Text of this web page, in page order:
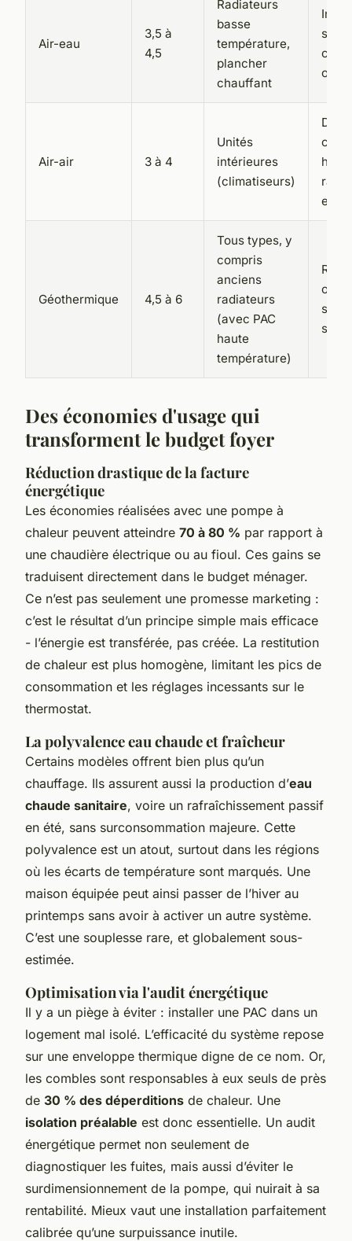
Air-eau
3,5 à
4,5
Radiateurs
basse
température,
plancher
chauffant
Air-air 3 à 4
Unités
intérieures
(climatiseurs)
hiver,
en
Géothermique 4,5 à 6
Tous types, y
compris
anciens
radiateurs
(avec PAC
haute
température)
soit
Des économies d'usage qui
transforment le budget foyer
Réduction drastique de la facture
énergétique
Les économies réalisées avec une pompe à
chaleur peuvent atteindre 70 à 80 % par rapport à
une chaudière électrique ou au fioul. Ces gains se
traduisent directement dans le budget ménager.
Ce n’est pas seulement une promesse marketing :
c’est le résultat d’un principe simple mais efficace
- l’énergie est transférée, pas créée. La restitution
de chaleur est plus homogène, limitant les pics de
consommation et les réglages incessants sur le
thermostat.
La polyvalence eau chaude et fraîcheur
Certains modèles offrent bien plus qu’un
chauffage. Ils assurent aussi la production d’eau
chaude sanitaire, voire un rafraîchissement passif
en été, sans surconsommation majeure. Cette
polyvalence est un atout, surtout dans les régions
où les écarts de température sont marqués. Une
maison équipée peut ainsi passer de l’hiver au
printemps sans avoir à activer un autre système.
C’est une souplesse rare, et globalement sous-
estimée.
Optimisation via l'audit énergétique
Il y a un piège à éviter : installer une PAC dans un
logement mal isolé. L’efficacité du système repose
sur une enveloppe thermique digne de ce nom. Or,
les combles sont responsables à eux seuls de près
de 30 % des déperditions de chaleur. Une
isolation préalable est donc essentielle. Un audit
énergétique permet non seulement de
diagnostiquer les fuites, mais aussi d’éviter le
surdimensionnement de la pompe, qui nuirait à sa
rentabilité. Mieux vaut une installation parfaitement
calibrée qu’une surpuissance inutile.